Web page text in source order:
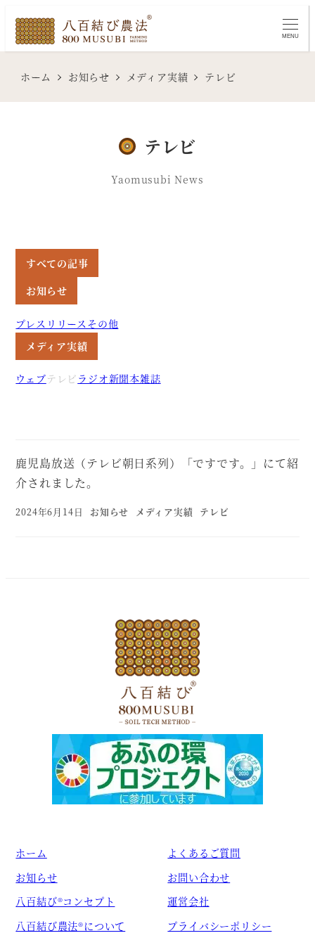
メ
イ
ン
MENU
ホーム お知らせ メディア実績 テレビ
テレビ
Yaomusubi News
すべての記事
お知らせ
プレスリリース その他
メディア実績
ウェブテレビ ラジオ新聞本雑誌
鹿児島放送（テレビ朝日系列）「ですです。」にて紹
介されました。
投稿日
2024年6月14日 お知らせ メディア実績 テレビ
ホーム
お知らせ
八百結び®コンセプト
八百結び農法®について
よくあるご質問
お問い合わせ
運営会社
プライバシーポリシー